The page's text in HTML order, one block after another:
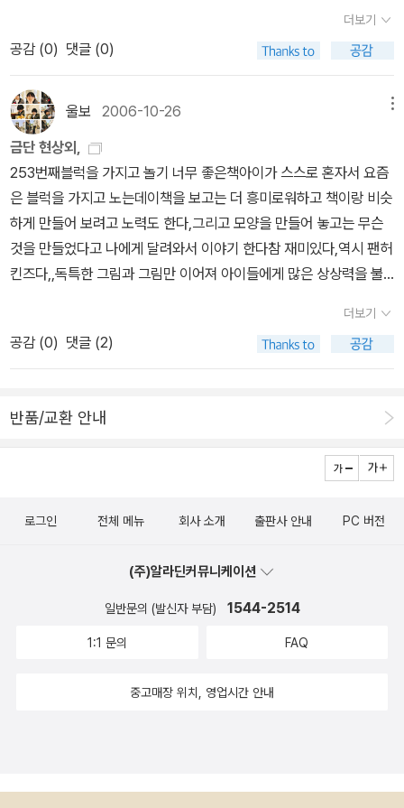
에 드는 쓸모있는 책!심심한 사자가 도서관에 왔다. 아이들과 같이 사
도서관에서 쫒겨나고...사자는 갈 곳이 없어 슬프고, 사서샘은 사자가
안오니 허전하다.사자를 찾아나서야 할까?도서관 앞엔 사자의 동상
이 있는 그림도 부럽다.초등 저학년에게 좋을 바람직한 사서상을 보
여주는 그림책이다.도서관에서 책을 읽으며 자란 아이가 사서가 되어
그 도서관으로 돌아온다.책을 읽는 아이는 퀴즈왕이 될 수 있고 척척
박사라는 것도 알려준다.^^책을 읽어주다 피곤한 엄마는 잠들고, 책
속의 곰은 새끼들 먹이를 찾아 나온다.엄마와 곰이 자리 이동하여, 엄
마는 책속에서 잠들어 쉬고 싶다는 소원을 이룬다. 헉, 그럼 곰이 엄마
대신 우리집으로 온단 말이야?환타지가 아니어도 책 속에선 무엇이
면 얼마나 재미있을까? 하지만 꿈 속에서 나를 잡아먹으려는 늑대가
침을 줄줄 흘리고 있어도 과연 재미있을까? 하하하~~ 누가 저 늑대
를 물리칠까?패러디 동화의 진수를 보여준다.'소금 톡톡, 후추 톡톡'
야!' 소리치던 녀석들은 책을 먹는다는 게 무슨 뜻인지, 좋은 책이란
일 듯...책이 어떻게 만들어지는지 이해하기 좋은 책이다. 딱딱한 내용
는 초등생들의 필독서로 추천한다.아이들은 '샤를 엠마뉘엘'이라는 프
을때마다 ?를 '물음표'라고 소리내는 것을 따라한다.글을 모르는 햄스
오오'라고 쓴 햄스터들을 한껏 조롱하는 즐거움도 느끼는 책이다.^^
글밥이 많아 초등 저학년에좋을 책이다.
않으니, 아시는 분은 알려주세요!아이들은 '샤를 엠마뉘엘'이라는 프
랑스적인 주인공 이름을 불러대며 좋아했다. 특히 요 녀석이 책을 읽
스터들이 나오니까 아이들은 책 읽을 줄 안다고 우쭐댔고, ?를 '무름
표오오'라고 쓴 햄스터들을 한껏 조롱하는 즐거움도 느끼는 책이다.^
^'소금 톡톡, 후추 톡톡' 하면서 책을 먹는 여우를 재밌어 한다. '책은
읽는 것인지 먹는게 아니야!' 소리치던 녀석들은 책을 먹는다는 게 무
슨 뜻인지, 좋은 책이란 어떤 것인지 깨달을 수 있는 책이다.내용과 제
목이 안 어울려서 '아름다운 책'이 아니라, '쓸모있는 책'이라고 붙여야
될 것 같은 이야기다. 실제 생활에서도 책은 여러모로 쓸모 있다는 공
감을 하게 한다. 책 내용을 실제처럼 느끼며 책에 빠져드는 동생 빅토
애완동물이야!' 애완동물의 수준에 눈이 휘둥그래지고, 도서관에 같
이 갈 수 있는 애완동물이 마구 부러운 녀석들! 하지만 도서관에서 어
떻게 해야 하는지를 알려주는 책으로 도서관 출입을 하는 아이들에게
저렇게 할거에요' 생각하는 녀석들이 한 둘쯤은 생긴다. 세상을 위한
베스 브라운 같은 삶을 꿈꾸며...자기 전에 읽은 책 속 주인공이 내 꿈
먹으려는 늑대가 침을 줄줄 흘리고 있어도 과연 재미있을까? 하하하
맞지 않는 부분을 발견하지만, 옛날엔 그랬구나 이해할 수 있는 책이
마는 잠이 들고, 책 속의 곰은 새끼들의 먹이를 찾아 나온다. 엄마와
이룬다~ 헉, 그럼 곰이 엄마 대신 우리집으로 온단 말이야?책이 어떻
면, 도서관에 처음 간 아이는 어떤 느낌일까? 집이 아닌 공공의 장소
에서 나의 것이 아닌 우리의 것을 사용하기 위한 준비단계라고 할 수
있다. 아이들은 어디에서 공공의 물건, 공공의 장소라는 개념을 터득
하게 될까? 보통은 놀이터가 아닐까 싶은데, 적어도 놀이터는 제재를
가하거나 어떤 정해진 규칙이 존재하는 장소는 아니다. 그렇다면 어
린이집이나 유치원에서 처음 사회를 만나고 공공의 물건에 대해 배우
게 될 터이다. 우리 주변에서 아이에게 공공의 장소와 규칙에 대해 가
르쳐줄 수 있는 좋은 곳이 어디가 있을까? 이럴 때, [도서관]은 너무
나 멋진 장소가 아닐 수 없다. 아이가 책을 자주 접하게 하는 동시에
사회적인 규칙을 가르쳐줄 수 있기 때문이다. 책을 빌리고 도서관을
이용하기 위해 대출카드를 작성하는 것에서부터 책을 빌려서 읽고 반
납하는 과정, 규칙을 어겼을 때의 행동에 대해서도 배울 수 있기 때문
이다. 이런 이야기가 딱딱한 설명문이나, 규칙벽보만으로 알게 되었
다. 게다가 처음 만든 대출카드, 처음 빌린 책, 처음 반납기일을 어긴
상에 대한 두려움을 가볍게 해소시켜준 점이 참 마음에 드는 책이다.
이 책을 읽으면서 아이들과 공공장소에서 지켜야할 것에 대해 이야기
를 나누어보면 더 좋을 것 같다. 특히, 도서관에서 빌린 책을 어떻게
더보기
공감 (0) 댓글 (0)
울보 2006-10-26
금단 현상외,
253번째블럭을 가지고 놀기 너무 좋은책아이가 스스로 혼자서 요즘
은 블럭을 가지고 노는데이책을 보고는 더 흥미로워하고 책이랑 비슷
하게 만들어 보려고 노력도 한다,그리고 모양을 만들어 놓고는 무슨
것을 만들었다고 나에게 달려와서 이야기 한다참 재미있다,역시 팬허
킨즈다,,독특한 그림과 그림만 이어져 아이들에게 많은 상상력을 불
이 되어서 도서관에서 책을 빌리는것은 그냥 돈이 절약되었다지만아
이들은 자기 이름으로 대출증을 만들고 보고 싶은 책을 빌리고 반납
하고그 것만으로도 신기하고 재미있을것이다,그래서 도서관이 책만
의 단편으로 이루어진 동화다동화는 언제 읽어도 마음 한구석은 따스
하고 웃음이 저절로 나온다,아이들의 모습이 눈에 선하게 보이는듯하
다컴퓨터 금지로 인해서 겪는 작은 애피소드와 외로운 할머니와 소녀
십자수 이야기 이모든 이야기가 우리아이들의 이야기다,256번째도
시절과 너무 힘든 세상에서 벗어나고픈 아버지 이야기를우리들이 좋
아하는 도깨비를 등장시키면서 도깨비를 너무 좋아하던 아버지가 찾
만난다그리고 그곳에서 진정한 사랑과 가족의 중요함을 느낀다,
더보기
공감 (0) 댓글 (2)
반품/교환 안내
로그인 전체 메뉴 회사 소개 출판사 안내 PC 버전
(주)알라딘커뮤니케이션
일반문의 (발신자 부담) 1544-2514
1:1 문의 FAQ
중고매장 위치, 영업시간 안내